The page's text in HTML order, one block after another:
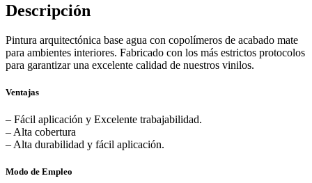
Descripción
Pintura arquitectónica base agua con copolímeros de acabado mate
para ambientes interiores. Fabricado con los más estrictos protocolos
para garantizar una excelente calidad de nuestros vinilos.
Ventajas
– Fácil aplicación y Excelente trabajabilidad.
– Alta cobertura
– Alta durabilidad y fácil aplicación.
Modo de Empleo